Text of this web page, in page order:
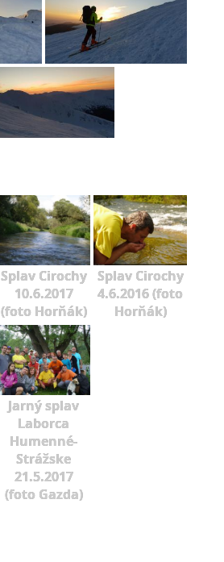
Splav Cirochy
10.6.2017
(foto Horňák)
Splav Cirochy
4.6.2016 (foto
Horňák)
Jarný splav
Laborca
Humenné-
Strážske
21.5.2017
(foto Gazda)